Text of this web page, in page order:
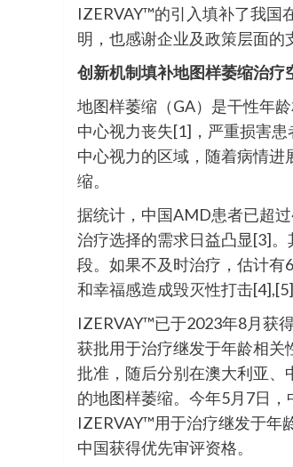
IZERVAY™的引入填补了我国
明，也感谢企业及政策层面的
创新机制填补地图样萎缩治疗
地图样萎缩（GA）是干性年
中心视力丧失[1]，严重损害
中心视力的区域，随着病情
缩。
据统计，中国AMD患者已超
治疗选择的需求日益凸显[3]
段。如果不及时治疗，估计有
和幸福感造成毁灭性打击[4],[5]
IZERVAY™已于2023年8月获
获批用于治疗继发于年龄相关
批准，随后分别在澳大利亚、
的地图样萎缩。今年5月7日
IZERVAY™用于治疗继发于年
中国获得优先审评资格。